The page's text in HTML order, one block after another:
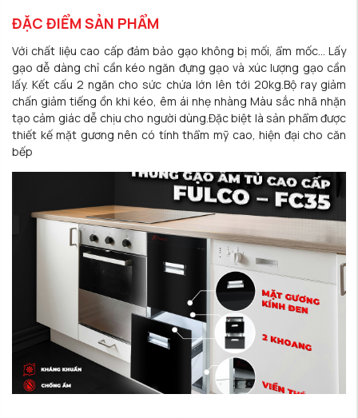
ĐẶC ĐIỂM SẢN PHẨM
Với chất liệu cao cấp đảm bảo gạo không bị mối, ẩm mốc… Lấy
gạo dễ dàng chỉ cần kéo ngăn đựng gạo và xúc lượng gạo cần
lấy. Kết cấu 2 ngăn cho sức chứa lớn lên tới 20kg.Bộ ray giảm
chấn giảm tiếng ồn khi kéo, êm ái nhẹ nhàng Màu sắc nhã nhặn
tạo cảm giác dễ chịu cho người dùng.Đặc biệt là sản phẩm được
thiết kế mặt gương nên có tính thẩm mỹ cao, hiện đại cho căn
bếp